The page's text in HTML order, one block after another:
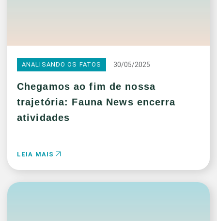
ANALISANDO OS FATOS 30/05/2025
Chegamos ao fim de nossa
trajetória: Fauna News encerra
atividades
LEIA MAIS